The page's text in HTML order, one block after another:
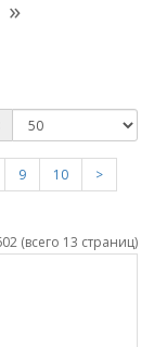
9 10
>
(всего 13 страниц)